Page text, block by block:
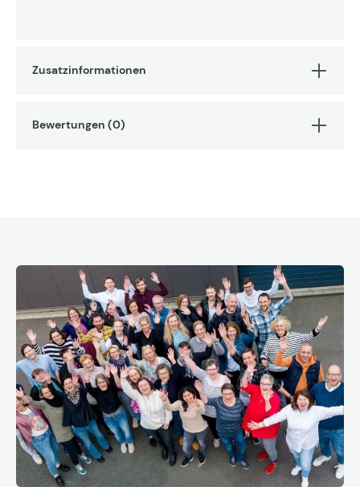
Zusatzinformationen
Bewertungen (0)